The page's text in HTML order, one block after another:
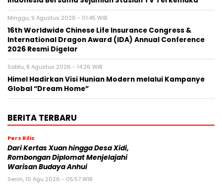
Minggu, 9 Agustus 2026 - 01:45 WIB
16th Worldwide Chinese Life Insurance Congress &
International Dragon Award (IDA) Annual Conference
2026 Resmi Digelar
Sabtu, 8 Agustus 2026 - 14:26 WIB
Himel Hadirkan Visi Hunian Modern melalui Kampanye
Global “Dream Home”
BERITA TERBARU
Pers Rilis
Dari Kertas Xuan hingga Desa Xidi,
Rombongan Diplomat Menjelajahi
Warisan Budaya Anhui
Senin, 10 Agu 2026 - 05:57 WIB